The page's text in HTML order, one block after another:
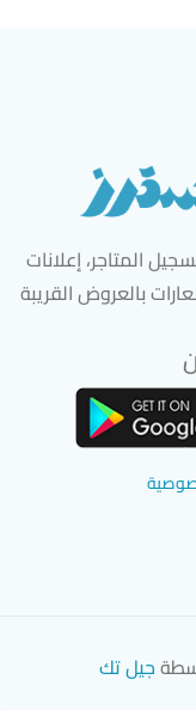
المتاجر، إعلانات
بالعروض القريبة
جيل تك